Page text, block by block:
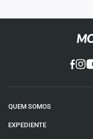
QUEM SOMOS
EXPEDIENTE